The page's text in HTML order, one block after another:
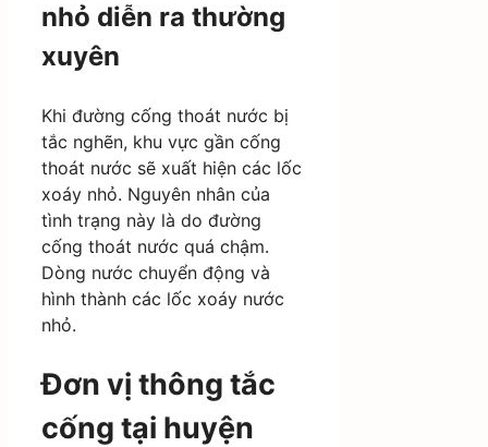
nhỏ diễn ra thường
xuyên
Khi đường cống thoát nước bị
tắc nghẽn, khu vực gần cống
thoát nước sẽ xuất hiện các lốc
xoáy nhỏ. Nguyên nhân của
tình trạng này là do đường
cống thoát nước quá chậm.
Dòng nước chuyển động và
hình thành các lốc xoáy nước
nhỏ.
Đơn vị thông tắc
cống tại huyện